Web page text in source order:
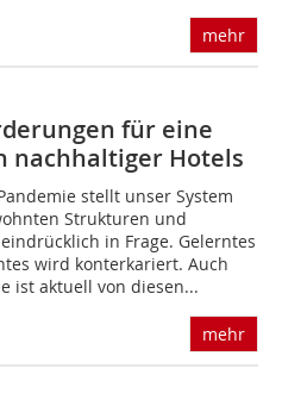
mehr
für eine
nachhaltiger Hotels
stellt unser System
Strukturen und
in Frage. Gelerntes
wird konterkariert. Auch
ist ­aktuell von diesen...
mehr